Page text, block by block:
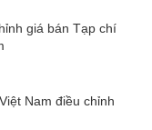
giá bán Tạp chí
Nam điều chỉnh